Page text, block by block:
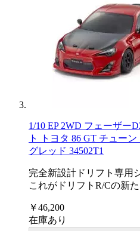
1/10 EP 2WD フェーザー
ト トヨタ 86 GT チュー
グレッド 34502T1
完全新設計ドリフト専用
これがドリフトR/Cの新
￥46,200
在庫あり